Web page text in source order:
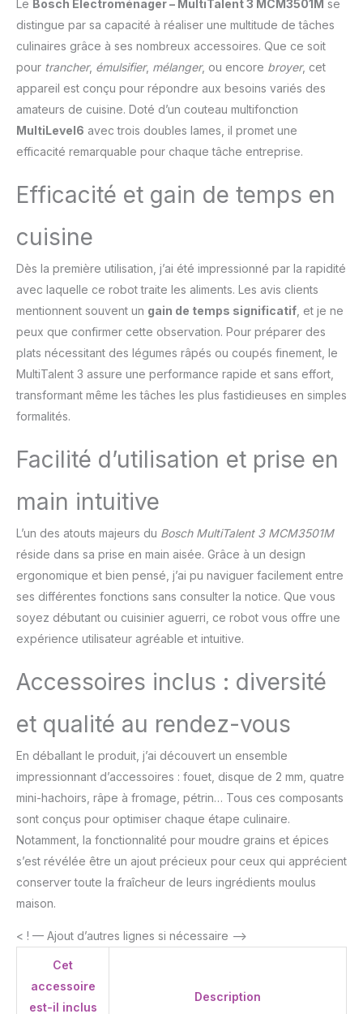
mélanger, pétrir... /
Grande puissance de
800 W Le robot est
moulin à café pour
moudre grains de café et
épices / Couteau
multifonction MultiLevel6
La grande capacité du
préparer jusqu'à 0,8 kg
de pâte à gâteau / Mini-
petites quantités de
viande Livraison : 1 x
Bosch MultiTalent 3 robot
de cuisine / Robot
multifonctions pour
réaliser plus de 50
tâches différentes / Avec
accessoires de série /
Couleur : Noir/Inox
Le Bosch Electroménager – MultiTalent 3 MCM3501M se
distingue par sa capacité à réaliser une multitude de tâches
culinaires grâce à ses nombreux accessoires. Que ce soit
pour trancher, émulsifier, mélanger, ou encore broyer, cet
appareil est conçu pour répondre aux besoins variés des
amateurs de cuisine. Doté d’un couteau multifonction
MultiLevel6 avec trois doubles lames, il promet une
efficacité remarquable pour chaque tâche entreprise.
Efficacité et gain de temps en
cuisine
Dès la première utilisation, j’ai été impressionné par la rapidité
avec laquelle ce robot traite les aliments. Les avis clients
mentionnent souvent un gain de temps significatif , et je ne
peux que confirmer cette observation. Pour préparer des
plats nécessitant des légumes râpés ou coupés finement, le
MultiTalent 3 assure une performance rapide et sans effort,
transformant même les tâches les plus fastidieuses en simples
formalités.
Facilité d’utilisation et prise en
main intuitive
L’un des atouts majeurs du Bosch MultiTalent 3 MCM3501M
réside dans sa prise en main aisée. Grâce à un design
ergonomique et bien pensé, j’ai pu naviguer facilement entre
ses différentes fonctions sans consulter la notice. Que vous
soyez débutant ou cuisinier aguerri, ce robot vous offre une
expérience utilisateur agréable et intuitive.
Accessoires inclus : diversité
et qualité au rendez-vous
En déballant le produit, j’ai découvert un ensemble
impressionnant d’accessoires : fouet, disque de 2 mm, quatre
mini-hachoirs, râpe à fromage, pétrin… Tous ces composants
sont conçus pour optimiser chaque étape culinaire.
Notamment, la fonctionnalité pour moudre grains et épices
s’est révélée être un ajout précieux pour ceux qui apprécient
conserver toute la fraîcheur de leurs ingrédients moulus
maison.
< ! — Ajout d’autres lignes si nécessaire –>
Cet
accessoire
est-il inclus
Description